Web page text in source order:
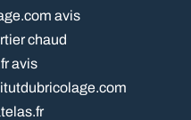
avis
chaud
avis